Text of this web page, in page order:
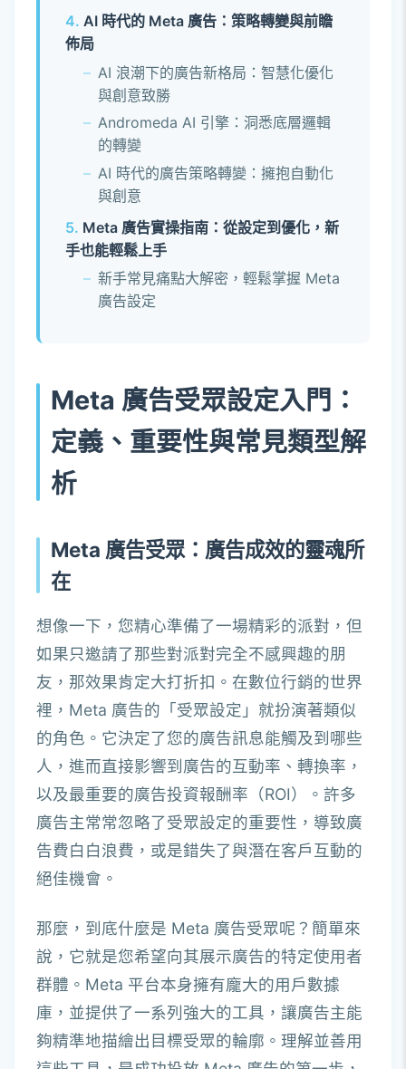
AI 時代的 Meta 廣告：策略轉變與前瞻
佈局
AI 浪潮下的廣告新格局：智慧化優化
與創意致勝
Andromeda AI 引擎：洞悉底層邏輯
的轉變
AI 時代的廣告策略轉變：擁抱自動化
與創意
Meta 廣告實操指南：從設定到優化，新
手也能輕鬆上手
新手常見痛點大解密，輕鬆掌握 Meta
廣告設定
Meta 廣告受眾設定入門：
定義、重要性與常見類型解
析
Meta 廣告受眾：廣告成效的靈魂所
在
想像一下，您精心準備了一場精彩的派對，但
如果只邀請了那些對派對完全不感興趣的朋
友，那效果肯定大打折扣。在數位行銷的世界
裡，Meta 廣告的「受眾設定」就扮演著類似
的角色。它決定了您的廣告訊息能觸及到哪些
人，進而直接影響到廣告的互動率、轉換率，
以及最重要的廣告投資報酬率（ROI）。許多
廣告主常常忽略了受眾設定的重要性，導致廣
告費白白浪費，或是錯失了與潛在客戶互動的
絕佳機會。
那麼，到底什麼是 Meta 廣告受眾呢？簡單來
說，它就是您希望向其展示廣告的特定使用者
群體。Meta 平台本身擁有龐大的用戶數據
庫，並提供了一系列強大的工具，讓廣告主能
夠精準地描繪出目標受眾的輪廓。理解並善用